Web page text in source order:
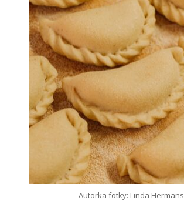
Autorka fotky: Linda Hermans